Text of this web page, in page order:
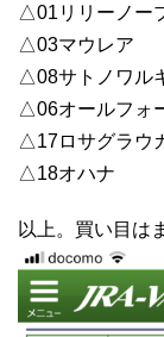
△01リリーノー
△03マウレア
△08サトノワル
△06オールフォ
△17ロサグラウ
△18オハナ
以上。買い目は